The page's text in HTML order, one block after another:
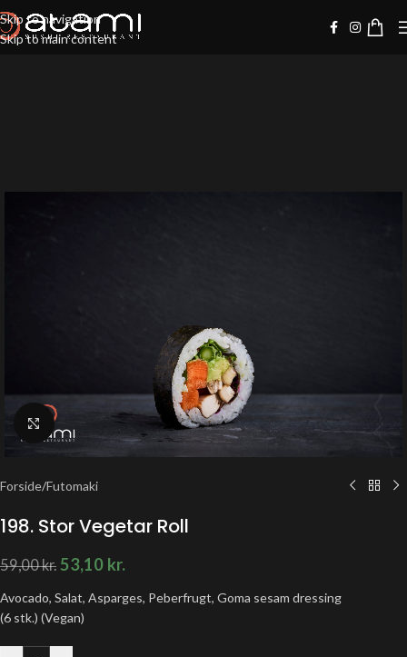
Skip to navigation
Skip to main content
Klik for at forstørre
Forside/Futomaki
198. Stor Vegetar Roll
59,00kr. 53,10 kr.
Avocado, Salat, Asparges, Peberfrugt, Goma sesam dressing
(6 stk.) (Vegan)